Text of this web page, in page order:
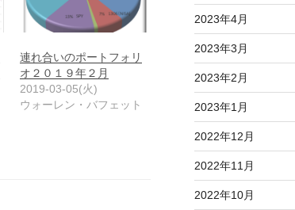
連れ合いのポートフォリ
オ２０１９年２月
2019-03-05(火)
ウォーレン・バフェット
2023年4月
2023年3月
2023年2月
2023年1月
2022年12月
2022年11月
2022年10月